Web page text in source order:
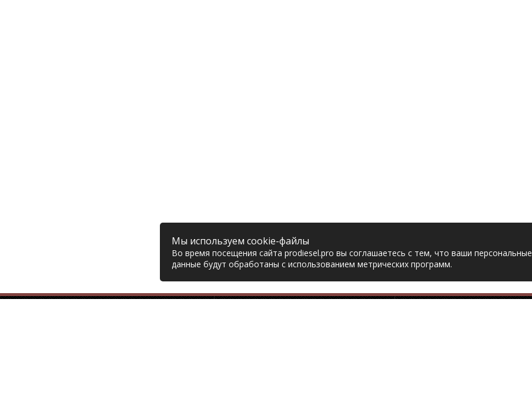
Мы используем cookie-файлы
Во время посещения сайта prodiesel.pro вы соглашаетесь с тем, что ваши персональные
данные будут обработаны с использованием метрических программ.